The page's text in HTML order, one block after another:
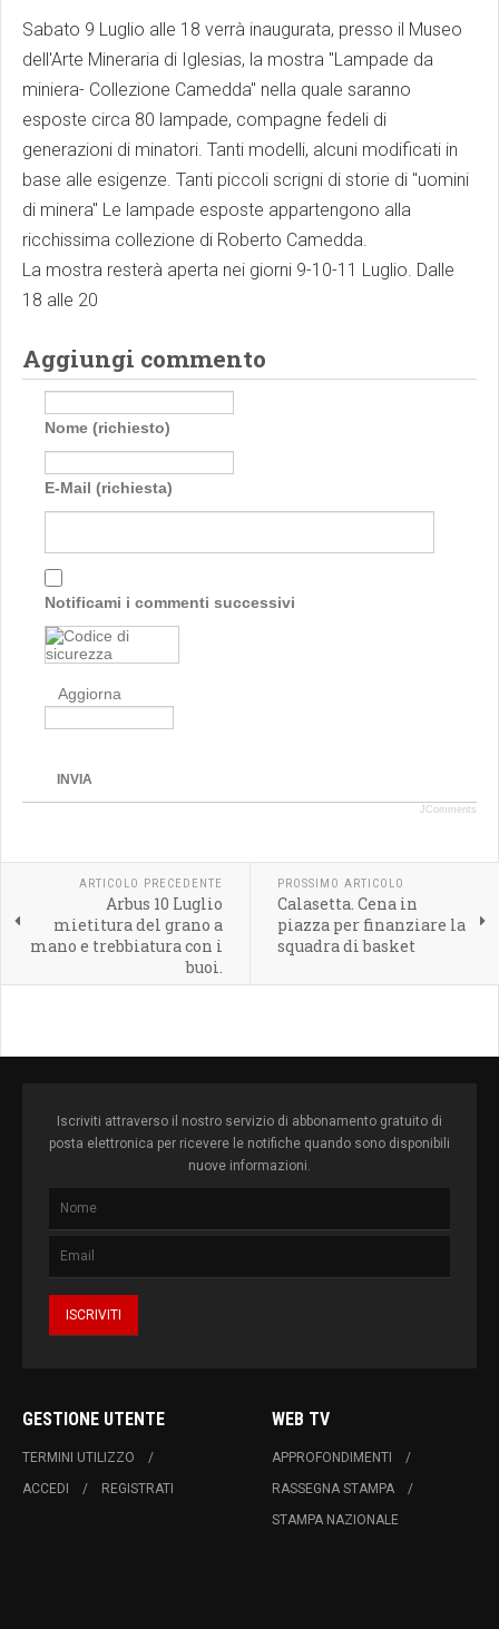
Sabato 9 Luglio alle 18 verrà inaugurata, presso il Museo
dell'Arte Mineraria di Iglesias, la mostra "Lampade da
miniera- Collezione Camedda" nella quale saranno
esposte circa 80 lampade, compagne fedeli di
generazioni di minatori. Tanti modelli, alcuni modificati in
base alle esigenze. Tanti piccoli scrigni di storie di "uomini
di minera" Le lampade esposte appartengono alla
ricchissima collezione di Roberto Camedda.
La mostra resterà aperta nei giorni 9-10-11 Luglio. Dalle
18 alle 20
Aggiungi commento
Nome (richiesto)
E-Mail (richiesta)
Notificami i commenti successivi
Aggiorna
INVIA
JComments
ARTICOLO PRECEDENTE
Arbus 10 Luglio
mietitura del grano a
mano e trebbiatura con i
buoi.
PROSSIMO ARTICOLO
Calasetta. Cena in
piazza per finanziare la
squadra di basket
Iscriviti attraverso il nostro servizio di abbonamento gratuito di
posta elettronica per ricevere le notifiche quando sono disponibili
nuove informazioni.
GESTIONE UTENTE
TERMINI UTILIZZO
ACCEDI
REGISTRATI
WEB TV
APPROFONDIMENTI
RASSEGNA STAMPA
STAMPA NAZIONALE